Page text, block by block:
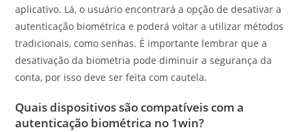
aplicativo. Lá, o usuário encontrará a opção de desativar a
autenticação biométrica e poderá voltar a utilizar métodos
tradicionais, como senhas. É importante lembrar que a
desativação da biometria pode diminuir a segurança da
conta, por isso deve ser feita com cautela.
Quais dispositivos são compatíveis com a
autenticação biométrica no 1win?